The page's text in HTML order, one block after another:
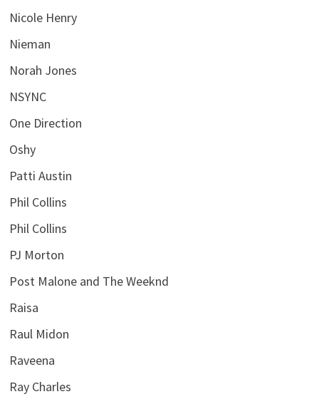
Nicole Henry
Nieman
Norah Jones
NSYNC
One Direction
Oshy
Patti Austin
Phil Collins
Phil Collins
PJ Morton
Post Malone and The Weeknd
Raisa
Raul Midon
Raveena
Ray Charles